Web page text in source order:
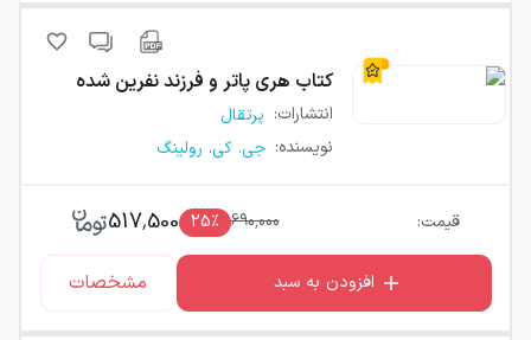
کتاب هری پاتر و فرزند نفرین شده
انتشارات: پرتقال
نویسنده: جی. کی. رولینگ
قیمت: 690,000
25٪ 517,500
افزودن به سبد مشخصات